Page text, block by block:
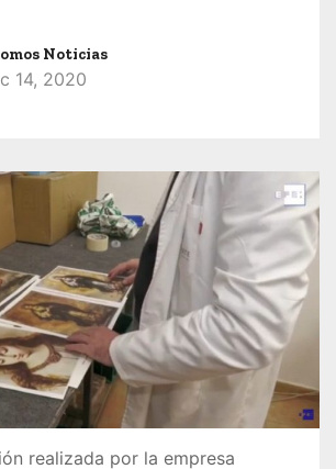
Noticias
14, 2020
realizada por la empresa